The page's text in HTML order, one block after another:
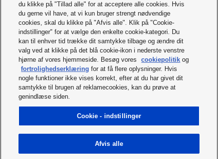
du klikke på "Tillad alle" for at acceptere alle cookies. Hvis
du gerne vil have, at vi kun bruger strengt nødvendige
cookies, skal du klikke på "Afvis alle". Klik på "Cookie-
indstillinger" for at vælge den enkelte cookie-kategori. Du
kan til enhver tid trække dit samtykke tilbage og ændre dit
valg ved at klikke på det blå cookie-ikon i nederste venstre
hjørne af vores hjemmeside. Besøg vores
cookiepolitik og
fortrolighedserklæring for at få flere oplysninger. Hvis
nogle funktioner ikke vises korrekt, efter at du har givet dit
samtykke til brugen af reklamecookies, kan du prøve at
genindlæse siden.
Cookie - indstillinger
Afvis alle